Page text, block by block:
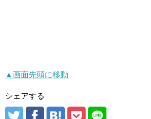
▲画面先頭に移動
シェアする